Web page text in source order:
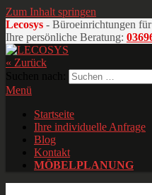
Zum Inhalt springen
Lecosys - Büroeinrichtungen
Ihre persönliche Beratung:
Büroeinrichtungen für
« Zurück
Menü
Startseite
Ihre individuelle Anfrage
Blog
Kontakt
MÖBELPLANUNG